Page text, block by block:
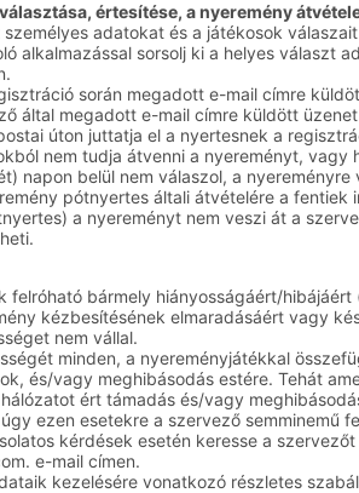
értesítése, a nyeremény
adatokat és a játékosok
alkalmazással sorsolj ki a helyes választ
során megadott e-mail címre
által megadott e-mail címre küldött
úton juttatja el a nyertesnek a
nem tudja átvenni a nyereményt,
napon belül nem válaszol, a
pótnyertes általi átvételére a fentiek
a nyereményt nem veszi át a
felróható bármely hiányosságáért/
kézbesítésének elmaradásáért vagy
nem vállal.
minden, a nyereményjátékkal
és/vagy meghibásodás estére. Tehát
ért támadás és/vagy
ezen esetekre a szervező semminemű
kérdések esetén keresse a
. e-mail címen.
kezelésére vonatkozó részletes